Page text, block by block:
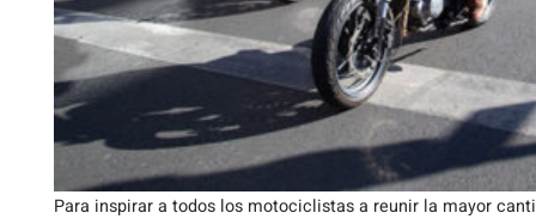
Para inspirar a todos los motociclistas a reunir la mayor